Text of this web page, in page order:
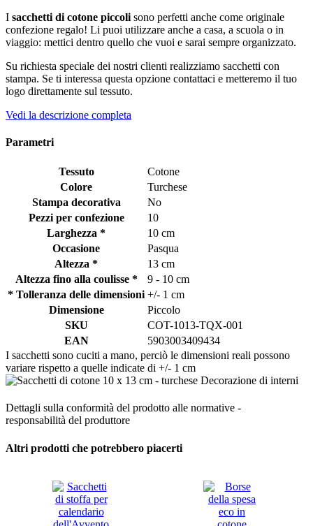
I sacchetti di cotone piccoli sono perfetti anche come originale
confezione regalo! Li puoi utilizzare anche a casa, a scuola o in
viaggio: mettici dentro quello che vuoi e sarai sempre organizzato.
Su richiesta speciale dei nostri clienti realizziamo sacchetti con
stampa. Se ti interessa questa opzione contattaci e metteremo il tuo
logo direttamente sul tessuto.
Vedi la descrizione completa
Parametri
Tessuto
Cotone
Colore
Turchese
Stampa decorativa
No
Pezzi per confezione
10
Larghezza *
10 cm
Occasione
Pasqua
Altezza *
13 cm
Altezza fino alla coulisse *
9 - 10 cm
* Tolleranza delle dimensioni +/- 1 cm
Dimensione
Piccolo
SKU
COT-1013-TQX-001
EAN
5903003409434
I sacchetti sono cuciti a mano, perciò le dimensioni reali possono
variare rispetto a quelle indicate di +/- 1 cm
Dettagli sulla conformità del prodotto alle normative -
responsabilità del produttore
Altri prodotti che potrebbero piacerti